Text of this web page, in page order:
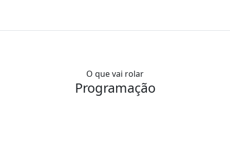
O que vai rolar
Programação